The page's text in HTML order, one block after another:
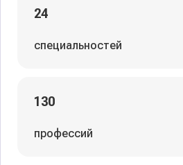
24
специальностей
130
профессий